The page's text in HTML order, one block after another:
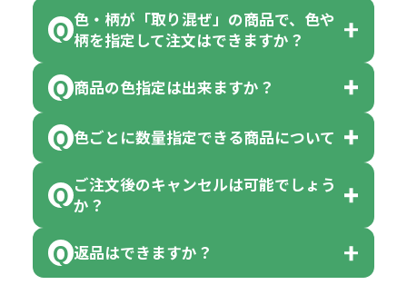
一部商品（※）を除き、注文可能数
です。
ります。
【例】注文可能数が100個の場合
は、100個以上でしたら、何個でも
可能です。
色・柄が「取り混ぜ」の商品で、色や
柄を指定して注文はできますか？
「色・柄 取り混ぜ」のラベルがつい
ている商品は、色指定不可となって
ん。
商品の色指定は出来ますか？
色指定できる商品もございますが商
品の詳細に「色・柄 取り混ぜ」のラ
ベルや商品画像に「〇色取混ぜ」な
色ごとに数量指定できる商品について
「選べる本体色」のラベルが付いて
す。
ご注文後のキャンセルは可能でしょう
か？
お客様都合でのキャンセルは、制作
返品はできますか？